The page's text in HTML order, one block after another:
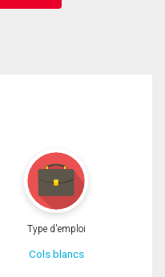
Type d'emploi
Cols blancs